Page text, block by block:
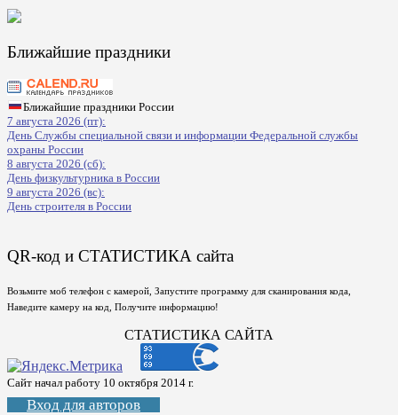
Ближайшие праздники
Ближайшие праздники России
7 августа 2026 (пт):
День Службы специальной связи и информации Федеральной службы
охраны России
8 августа 2026 (сб):
День физкультурника в России
9 августа 2026 (вс):
День строителя в России
QR-код и СТАТИСТИКА сайта
Возьмите моб телефон с камерой, Запустите программу для сканирования кода,
Наведите камеру на код, Получите информацию!
СТАТИСТИКА САЙТА
Сайт начал работу 10 октября 2014 г.
Вход для авторов